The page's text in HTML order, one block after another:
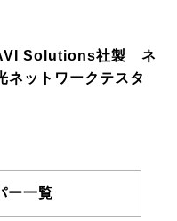
Solutions社製 ネ
ネットワークテスタ
ー一覧